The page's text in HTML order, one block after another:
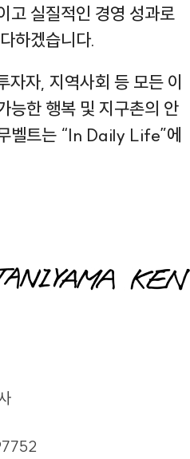
고 실질적인 경영 성과로
하겠습니다.
자, 지역사회 등 모든 이
능한 행복 및 지구촌의 안
벨트는 “In Daily Life”에